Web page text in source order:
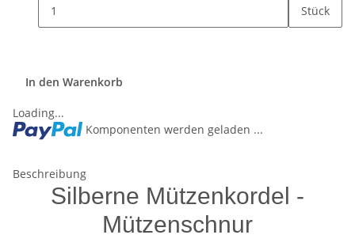
Stück
In den Warenkorb
Loading...
Komponenten werden geladen ...
Beschreibung
Silberne Mützenkordel -
Mützenschnur